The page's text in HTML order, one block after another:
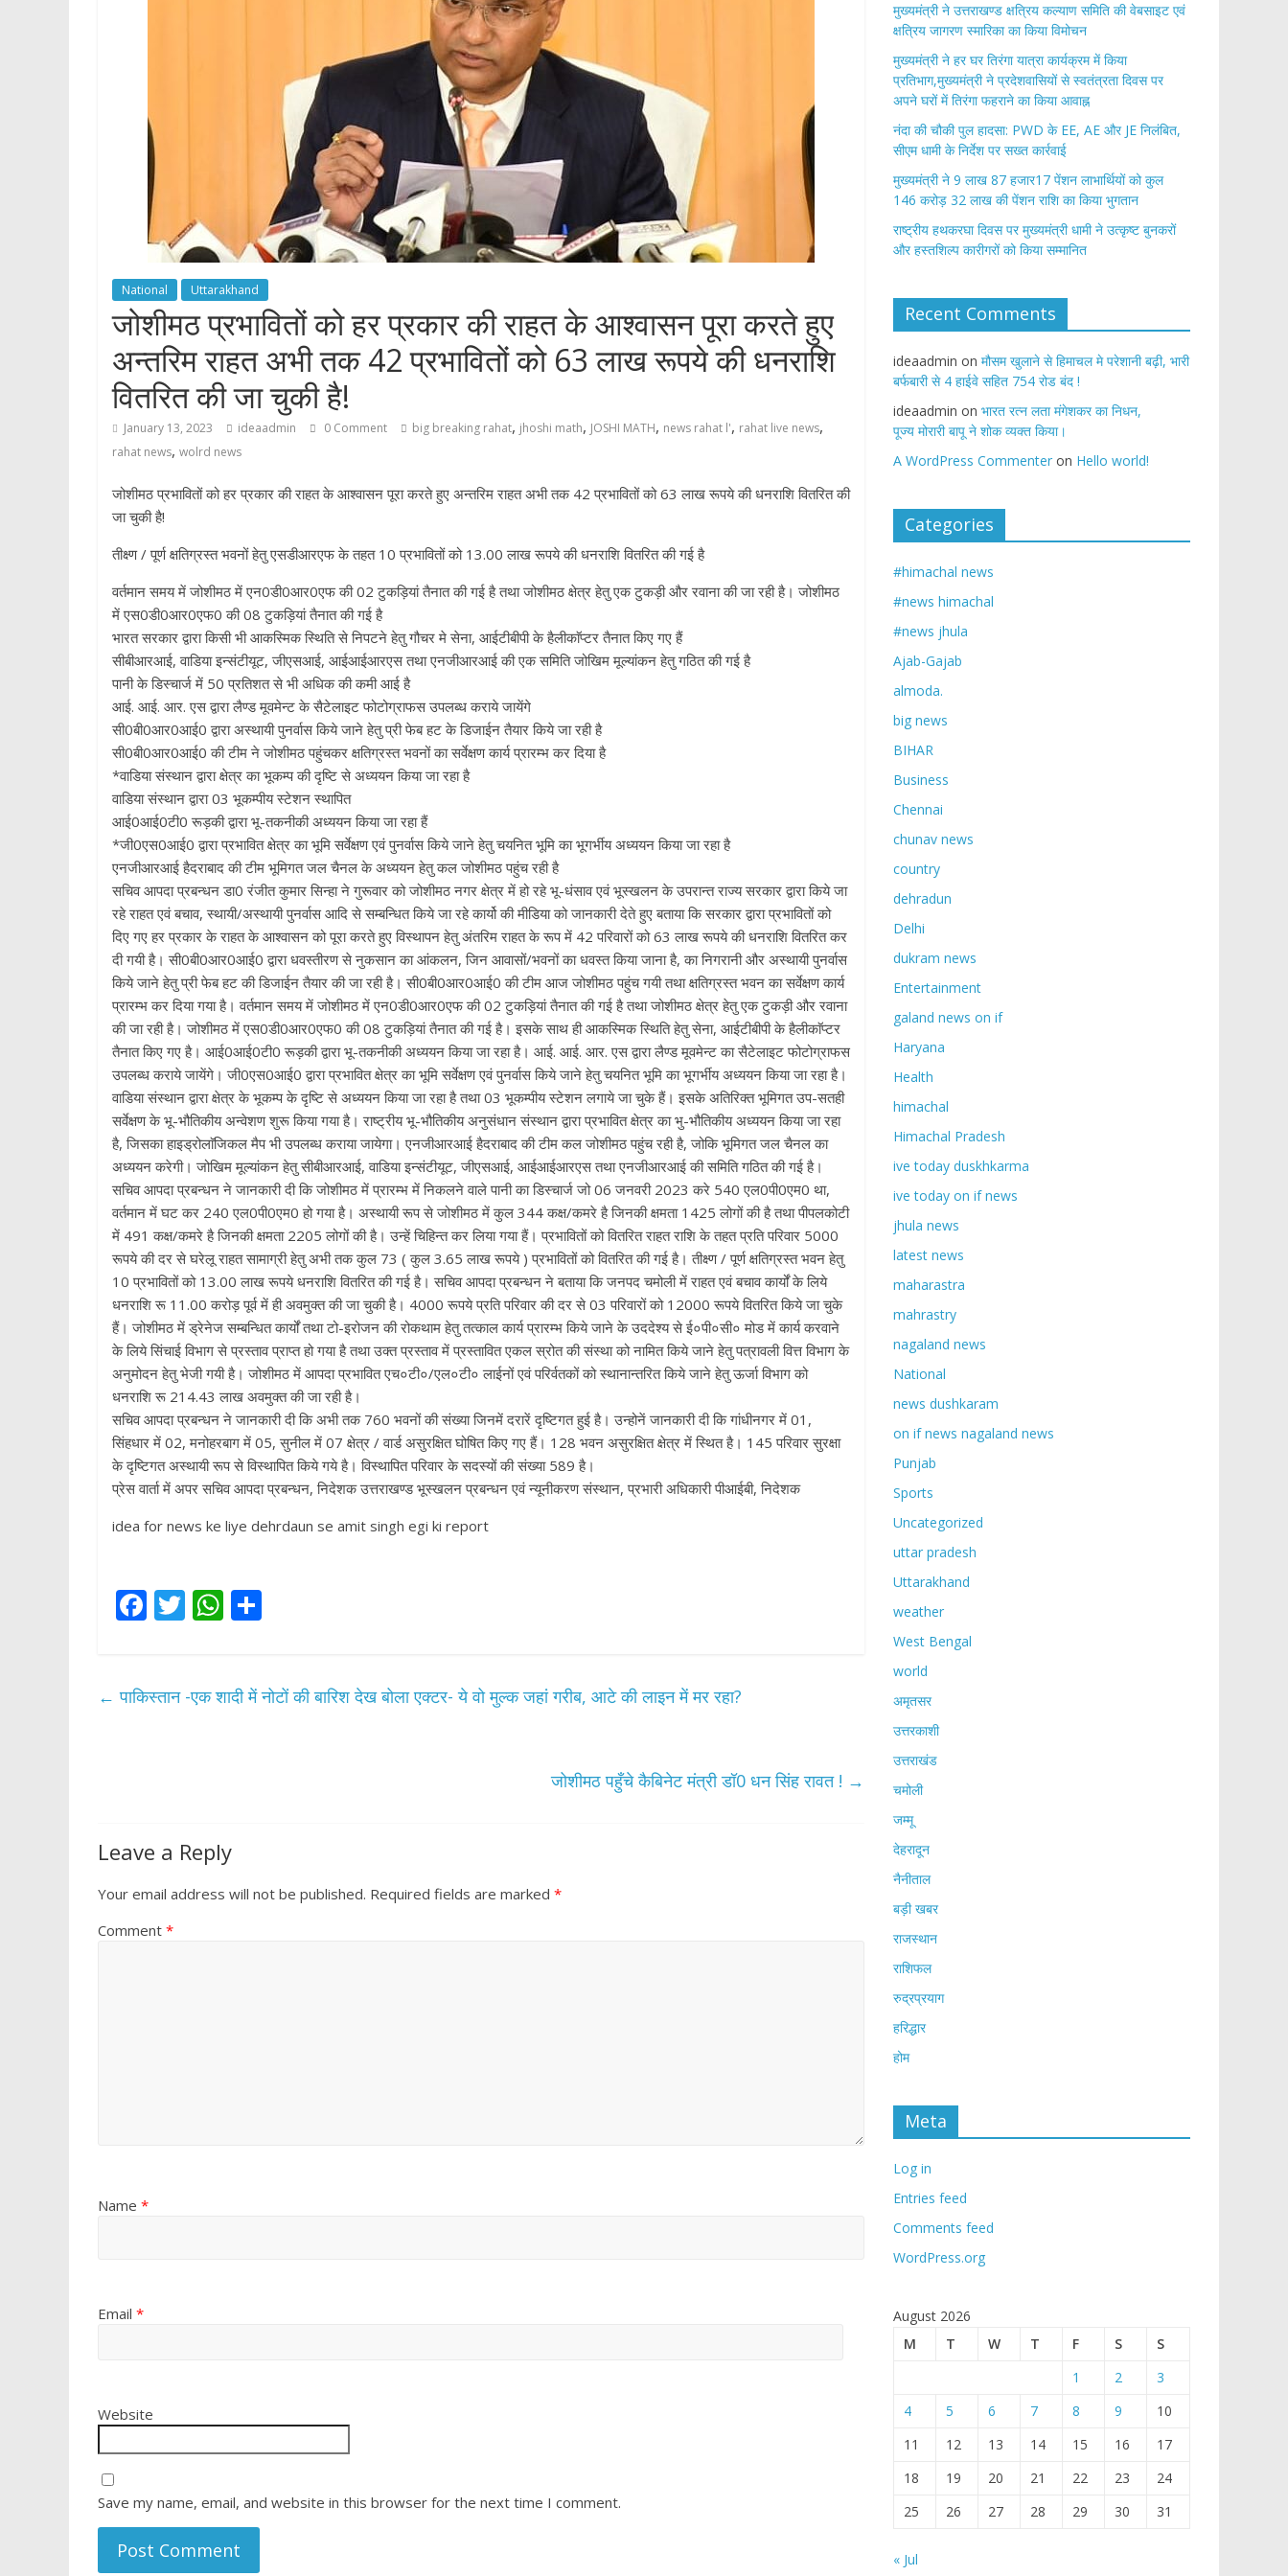
National Uttarakhand
जोशीमठ प्रभावितों को हर प्रकार की राहत के आश्वासन पूरा करते हुए
अन्तरिम राहत अभी तक 42 प्रभावितों को 63 लाख रूपये की धनराशि
वितरित की जा चुकी है!
January 13, 2023 ideaadmin 0 Comment big breaking rahat, jhoshi math, JOSHI MATH, news rahat l', rahat live news,
rahat news, wolrd news
जोशीमठ प्रभावितों को हर प्रकार की राहत के आश्वासन पूरा करते हुए अन्तरिम राहत अभी तक 42 प्रभावितों को 63 लाख रूपये की धनराशि वितरित की
जा चुकी है!
तीक्ष्ण / पूर्ण क्षतिग्रस्त भवनों हेतु एसडीआरएफ के तहत 10 प्रभावितों को 13.00 लाख रूपये की धनराशि वितरित की गई है
वर्तमान समय में जोशीमठ में एन0डी0आर0एफ की 02 टुकड़ियां तैनात की गई है तथा जोशीमठ क्षेत्र हेतु एक टुकड़ी और रवाना की जा रही है। जोशीमठ
में एस0डी0आर0एफ0 की 08 टुकड़ियां तैनात की गई है
भारत सरकार द्वारा किसी भी आकस्मिक स्थिति से निपटने हेतु गौचर मे सेना, आईटीबीपी के हैलीकाॅप्टर तैनात किए गए हैं
सीबीआरआई, वाडिया इन्संटीयूट, जीएसआई, आईआईआरएस तथा एनजीआरआई की एक समिति जोखिम मूल्यांकन हेतु गठित की गई है
पानी के डिस्चार्ज में 50 प्रतिशत से भी अधिक की कमी आई है
आई. आई. आर. एस द्वारा लैण्ड मूवमेन्ट के सैटेलाइट फोटोग्राफस उपलब्ध कराये जायेंगे
सी0बी0आर0आई0 द्वारा अस्थायी पुनर्वास किये जाने हेतु प्री फेब हट के डिजाईन तैयार किये जा रही है
सी0बी0आर0आई0 की टीम ने जोशीमठ पहुंचकर क्षतिग्रस्त भवनों का सर्वेक्षण कार्य प्रारम्भ कर दिया है
*वाडिया संस्थान द्वारा क्षेत्र का भूकम्प की दृष्टि से अध्ययन किया जा रहा है
वाडिया संस्थान द्वारा 03 भूकम्पीय स्टेशन स्थापित
आई0आई0टी0 रूड़की द्वारा भू-तकनीकी अध्ययन किया जा रहा हैं
*जी0एस0आई0 द्वारा प्रभावित क्षेत्र का भूमि सर्वेक्षण एवं पुनर्वास किये जाने हेतु चयनित भूमि का भूगर्भीय अध्ययन किया जा रहा है
एनजीआरआई हैदराबाद की टीम भूमिगत जल चैनल के अध्ययन हेतु कल जोशीमठ पहुंच रही है
सचिव आपदा प्रबन्धन डा0 रंजीत कुमार सिन्हा ने गुरूवार को जोशीमठ नगर क्षेत्र में हो रहे भू-धंसाव एवं भूस्खलन के उपरान्त राज्य सरकार द्वारा किये जा
रहे राहत एवं बचाव, स्थायी/अस्थायी पुनर्वास आदि से सम्बन्धित किये जा रहे कार्यो की मीडिया को जानकारी देते हुए बताया कि सरकार द्वारा प्रभावितों को
दिए गए हर प्रकार के राहत के आश्वासन को पूरा करते हुए विस्थापन हेतु अंतरिम राहत के रूप में 42 परिवारों को 63 लाख रूपये की धनराशि वितरित कर
दी गयी है। सी0बी0आर0आई0 द्वारा धवस्तीरण से नुकसान का आंकलन, जिन आवासों/भवनों का धवस्त किया जाना है, का निगरानी और अस्थायी पुनर्वास
किये जाने हेतु प्री फेब हट की डिजाईन तैयार की जा रही है। सी0बी0आर0आई0 की टीम आज जोशीमठ पहुंच गयी तथा क्षतिग्रस्त भवन का सर्वेक्षण कार्य
प्रारम्भ कर दिया गया है। वर्तमान समय में जोशीमठ में एन0डी0आर0एफ की 02 टुकड़ियां तैनात की गई है तथा जोशीमठ क्षेत्र हेतु एक टुकड़ी और रवाना
की जा रही है। जोशीमठ में एस0डी0आर0एफ0 की 08 टुकड़ियां तैनात की गई है। इसके साथ ही आकस्मिक स्थिति हेतु सेना, आईटीबीपी के हैलीकाॅप्टर
तैनात किए गए है। आई0आई0टी0 रूड़की द्वारा भू-तकनीकी अध्ययन किया जा रहा है। आई. आई. आर. एस द्वारा लैण्ड मूवमेन्ट का सैटेलाइट फोटोग्राफस
उपलब्ध कराये जायेंगे। जी0एस0आई0 द्वारा प्रभावित क्षेत्र का भूमि सर्वेक्षण एवं पुनर्वास किये जाने हेतु चयनित भूमि का भूगर्भीय अध्ययन किया जा रहा है।
वाडिया संस्थान द्वारा क्षेत्र के भूकम्प के दृष्टि से अध्ययन किया जा रहा है तथा 03 भूकम्पीय स्टेशन लगाये जा चुके हैं। इसके अतिरिक्त भूमिगत उप-सतही
सर्वेक्षण के भू-भौतिकीय अन्वेशण शुरू किया गया है। राष्ट्रीय भू-भौतिकीय अनुसंधान संस्थान द्वारा प्रभावित क्षेत्र का भु-भौतिकीय अध्ययन किया जा रहा
है, जिसका हाइड्रोलाॅजिकल मैप भी उपलब्ध कराया जायेगा। एनजीआरआई हैदराबाद की टीम कल जोशीमठ पहुंच रही है, जोकि भूमिगत जल चैनल का
अध्ययन करेगी। जोखिम मूल्यांकन हेतु सीबीआरआई, वाडिया इन्संटीयूट, जीएसआई, आईआईआरएस तथा एनजीआरआई की समिति गठित की गई है।
सचिव आपदा प्रबन्धन ने जानकारी दी कि जोशीमठ में प्रारम्भ में निकलने वाले पानी का डिस्चार्ज जो 06 जनवरी 2023 करे 540 एल0पी0एम0 था,
वर्तमान में घट कर 240 एल0पी0एम0 हो गया है। अस्थायी रूप से जोशीमठ में कुल 344 कक्ष/कमरे है जिनकी क्षमता 1425 लोगों की है तथा पीपलकोटी
में 491 कक्ष/कमरे है जिनकी क्षमता 2205 लोगों की है। उन्हें चिहिन्त कर लिया गया हैं। प्रभावितों को वितरित राहत राशि के तहत प्रति परिवार 5000
रूपये की दर से घरेलू राहत सामाग्री हेतु अभी तक कुल 73 ( कुल 3.65 लाख रूपये ) प्रभावितों को वितरित की गई है। तीक्ष्ण / पूर्ण क्षतिग्रस्त भवन हेतु
10 प्रभावितों को 13.00 लाख रूपये धनराशि वितरित की गई है। सचिव आपदा प्रबन्धन ने बताया कि जनपद चमोली में राहत एवं बचाव कार्यों के लिये
धनराशि रू 11.00 करोड़ पूर्व में ही अवमुक्त की जा चुकी है। 4000 रूपये प्रति परिवार की दर से 03 परिवारों को 12000 रूपये वितरित किये जा चुके
हैं। जोशीमठ में ड्रेनेज सम्बन्धित कार्यों तथा टो-इरोजन की रोकथाम हेतु तत्काल कार्य प्रारम्भ किये जाने के उददेश्य से ई०पी०सी० मोड में कार्य करवाने
के लिये सिंचाई विभाग से प्रस्ताव प्राप्त हो गया है तथा उक्त प्रस्ताव में प्रस्तावित एकल स्रोत की संस्था को नामित किये जाने हेतु पत्रावली वित्त विभाग के
अनुमोदन हेतु भेजी गयी है। जोशीमठ में आपदा प्रभावित एच०टी०/एल०टी० लाईनों एवं परिर्वतकों को स्थानान्तरित किये जाने हेतु ऊर्जा विभाग को
धनराशि रू 214.43 लाख अवमुक्त की जा रही है।
सचिव आपदा प्रबन्धन ने जानकारी दी कि अभी तक 760 भवनों की संख्या जिनमें दरारें दृष्टिगत हुई है। उन्होनें जानकारी दी कि गांधीनगर में 01,
सिंहधार में 02, मनोहरबाग में 05, सुनील में 07 क्षेत्र / वार्ड असुरक्षित घोषित किए गए हैं। 128 भवन असुरक्षित क्षेत्र में स्थित है। 145 परिवार सुरक्षा
के दृष्टिगत अस्थायी रूप से विस्थापित किये गये है। विस्थापित परिवार के सदस्यों की संख्या 589 है।
प्रेस वार्ता में अपर सचिव आपदा प्रबन्धन, निदेशक उत्तराखण्ड भूस्खलन प्रबन्धन एवं न्यूनीकरण संस्थान, प्रभारी अधिकारी पीआईबी, निदेशक
idea for news ke liye dehrdaun se amit singh egi ki report
F
b
T
er
W
s e
← पाकिस्तान -एक शादी में नोटों की बारिश देख बोला एक्‍टर- ये वो मुल्‍क जहां गरीब, आटे की लाइन में मर रहा?
जोशीमठ पहुँचे कैबिनेट मंत्री डॉ0 धन सिंह रावत ! →
Leave a Reply
Your email address will not be published. Required fields are marked *
Comment *
Name *
Email *
Website
Save my name, email, and website in this browser for the next time I comment.
मुख्यमंत्री ने उत्तराखण्ड क्षत्रिय कल्याण समिति की वेबसाइट एवं
क्षत्रिय जागरण स्मारिका का किया विमोचन
मुख्यमंत्री ने हर घर तिरंगा यात्रा कार्यक्रम में किया
प्रतिभाग,मुख्यमंत्री ने प्रदेशवासियों से स्वतंत्रता दिवस पर
अपने घरों में तिरंगा फहराने का किया आवाह्न
नंदा की चौकी पुल हादसा: PWD के EE, AE और JE निलंबित,
सीएम धामी के निर्देश पर सख्त कार्रवाई
मुख्यमंत्री ने 9 लाख 87 हजार17 पेंशन लाभार्थियों को कुल
146 करोड़ 32 लाख की पेंशन राशि का किया भुगतान
राष्ट्रीय हथकरघा दिवस पर मुख्यमंत्री धामी ने उत्कृष्ट बुनकरों
और हस्तशिल्प कारीगरों को किया सम्मानित
Recent Comments
ideaadmin on मौसम खुलाने से हिमाचल मे परेशानी बढ़ी, भारी
बर्फबारी से 4 हाईवे सहित 754 रोड बंद !
ideaadmin on भारत रत्न लता मंगेशकर का निधन,
पूज्य मोरारी बापू ने शोक व्यक्त किया।
A WordPress Commenter on Hello world!
Categories
#himachal news
#news himachal
#news jhula
Ajab-Gajab
almoda.
big news
BIHAR
Business
Chennai
chunav news
country
dehradun
Delhi
dukram news
Entertainment
galand news on if
Haryana
Health
himachal
Himachal Pradesh
ive today duskhkarma
ive today on if news
jhula news
latest news
maharastra
mahrastry
nagaland news
National
news dushkaram
on if news nagaland news
Punjab
Sports
Uncategorized
uttar pradesh
Uttarakhand
weather
West Bengal
world
अमृतसर
उत्तरकाशी
उत्तराखंड
चमोली
जम्मू
देहरादून
नैनीताल
बड़ी खबर
राजस्थान
राशिफल
रुद्रप्रयाग
हरिद्धार
होम
Meta
Log in
Entries feed
Comments feed
WordPress.org
August 2026
M
T W T F S
S
1
2
3
4
5 6 7 8 9
10
11
12 13 14 15 16
17
18
19 20 21 22 23
24
25
26 27 28 29 30 31
« Jul